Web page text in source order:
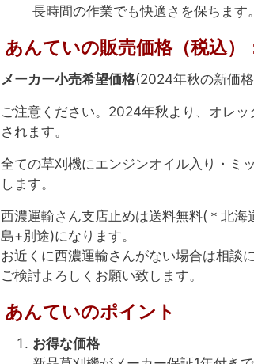
長時間の作業でも快適さを保ちます。
あんていの販売価格（税込
メーカー小売希望価格(2024年秋の新価
ご注意ください。2024年秋より、オレ
されます。
全ての草刈機にエンジンオイル入り・ミ
します。
西濃運輸さん支店止めは送料無料(＊北
島+別途)になります。
お近くに西濃運輸さんがない場合は相談
ご検討よろしくお願い致します。
あんていのポイント
お得な価格